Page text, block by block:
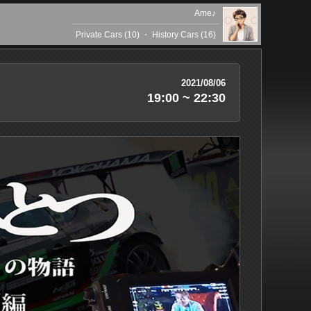
Ame♪
Private Cars (10) ・ History Cars (16)
2021/08/06
19:00 ~ 22:30